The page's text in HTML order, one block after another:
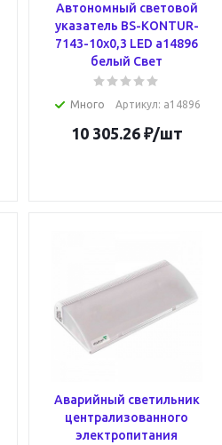
Автономный световой
указатель BS-KONTUR-
7143-10x0,3 LED a14896
белый Свет
Много Артикул: a14896
10 305.26₽/шт
Аварийный светильник
централизованного
электропитания